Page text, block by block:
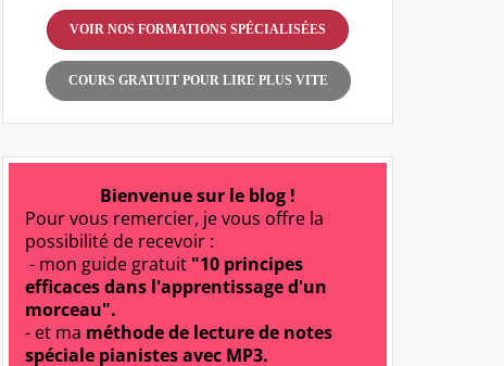
VOIR NOS FORMATIONS SPÉCIALISÉES
COURS GRATUIT POUR LIRE PLUS VITE